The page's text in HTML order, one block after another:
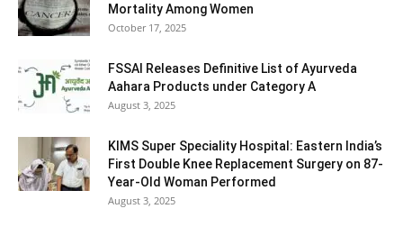
Mortality Among Women
October 17, 2025
FSSAI Releases Definitive List of Ayurveda
Aahara Products under Category A
August 3, 2025
KIMS Super Speciality Hospital: Eastern India’s
First Double Knee Replacement Surgery on 87-
Year-Old Woman Performed
August 3, 2025